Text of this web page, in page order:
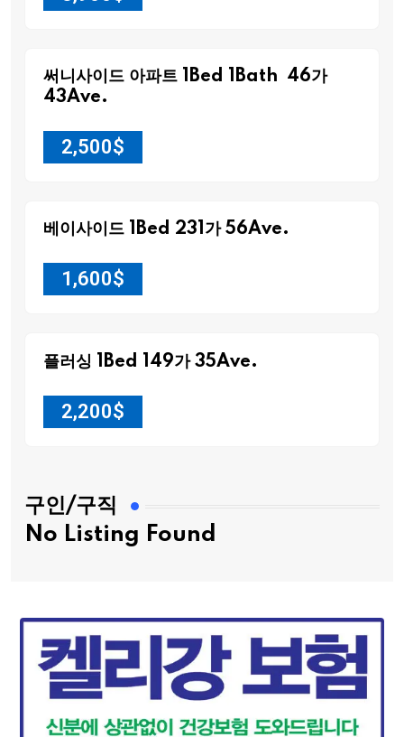
써니사이드 아파트 1Bed 1Bath 46가
43Ave.
2,500$
베이사이드 1Bed 231가 56Ave.
1,600$
플러싱 1Bed 149가 35Ave.
2,200$
구인/구직
No Listing Found